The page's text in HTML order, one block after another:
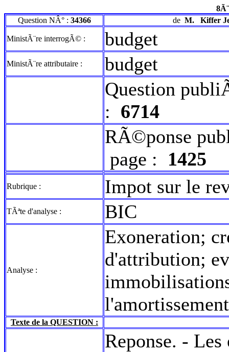
Question NÂ° : 34366 de M. Kiffer
MinistÃ¨re interrogÃ© : budget
MinistÃ¨re attributaire :
budget
Question
: 6714
RÃ©ponse
page : 1425
Rubrique : Impot sur le
TÃªte d'analyse : BIC
Analyse :
Exoneration;
d'attribution;
Texte de la QUESTION :
Reponse. -